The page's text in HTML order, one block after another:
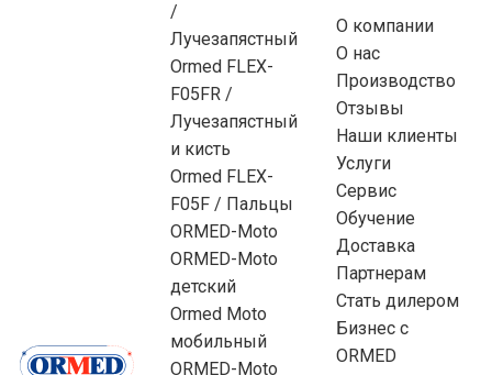
/
Лучезапястный
Ormed FLEX-
F05FR /
Лучезапястный
и кисть
Ormed FLEX-
F05F / Пальцы
ORMED-Moto
ORMED-Moto
детский
Ormed Moto
мобильный
ORMED-Moto
О компании
О нас
Производство
Отзывы
Наши клиенты
Услуги
Сервис
Обучение
Доставка
Партнерам
Стать дилером
Бизнес с
ORMED